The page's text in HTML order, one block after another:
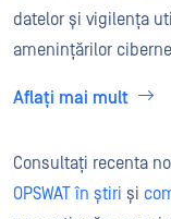
datelor și vigilența
amenințărilor
Aflați mai mult
Consultați recenta
OPSWAT în știri și